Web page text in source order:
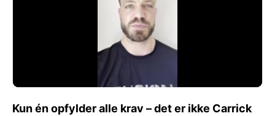
Kun én opfylder alle krav – det er ikke Carrick